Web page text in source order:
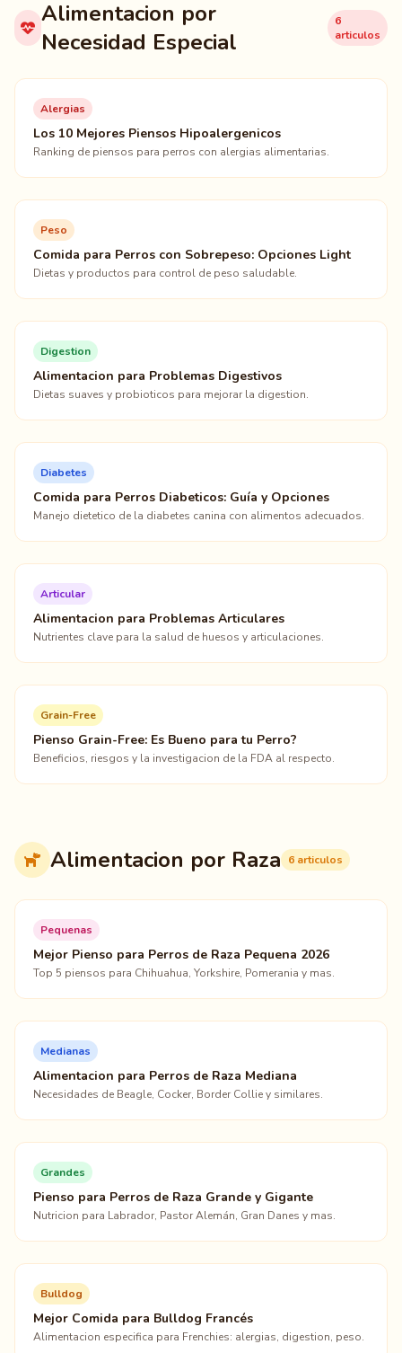
Alimentacion por
Necesidad Especial
6
articulos
Alergias
Los 10 Mejores Piensos Hipoalergenicos
Ranking de piensos para perros con alergias alimentarias.
Peso
Comida para Perros con Sobrepeso: Opciones Light
Dietas y productos para control de peso saludable.
Digestion
Alimentacion para Problemas Digestivos
Dietas suaves y probioticos para mejorar la digestion.
Diabetes
Comida para Perros Diabeticos: Guía y Opciones
Manejo dietetico de la diabetes canina con alimentos adecuados.
Articular
Alimentacion para Problemas Articulares
Nutrientes clave para la salud de huesos y articulaciones.
Grain-Free
Pienso Grain-Free: Es Bueno para tu Perro?
Beneficios, riesgos y la investigacion de la FDA al respecto.
Alimentacion por Raza 6 articulos
Pequenas
Mejor Pienso para Perros de Raza Pequena 2026
Top 5 piensos para Chihuahua, Yorkshire, Pomerania y mas.
Medianas
Alimentacion para Perros de Raza Mediana
Necesidades de Beagle, Cocker, Border Collie y similares.
Grandes
Pienso para Perros de Raza Grande y Gigante
Nutricion para Labrador, Pastor Alemán, Gran Danes y mas.
Bulldog
Mejor Comida para Bulldog Francés
Alimentacion especifica para Frenchies: alergias, digestion, peso.